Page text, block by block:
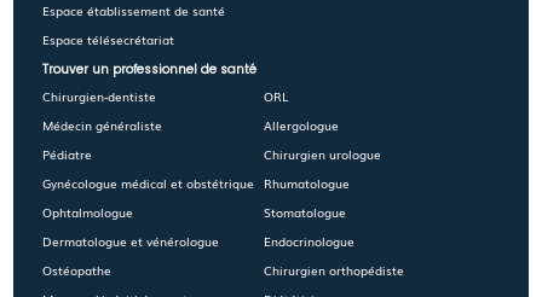
Espace établissement de santé
Espace télésecrétariat
Trouver un professionnel de santé
Chirurgien-dentiste
Médecin généraliste
Pédiatre
Gynécologue médical et obstétrique
Ophtalmologue
Dermatologue et vénérologue
Ostéopathe
ORL
Allergologue
Chirurgien urologue
Rhumatologue
Stomatologue
Endocrinologue
Chirurgien orthopédiste